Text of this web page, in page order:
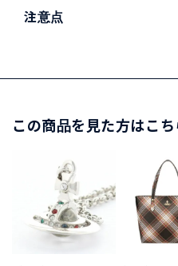
注意点
この商品を見た方はこ